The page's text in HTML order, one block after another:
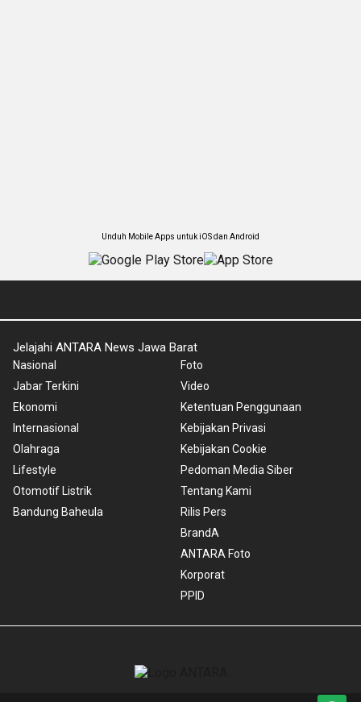
Unduh Mobile Apps untuk iOS dan Android
Jelajahi ANTARA News Jawa Barat
Nasional
Jabar Terkini
Ekonomi
Internasional
Olahraga
Lifestyle
Otomotif Listrik
Bandung Baheula
Foto
Video
Ketentuan Penggunaan
Kebijakan Privasi
Kebijakan Cookie
Pedoman Media Siber
Tentang Kami
Rilis Pers
BrandA
ANTARA Foto
Korporat
PPID